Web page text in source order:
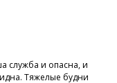
служба и опасна, и
Тяжелые будни